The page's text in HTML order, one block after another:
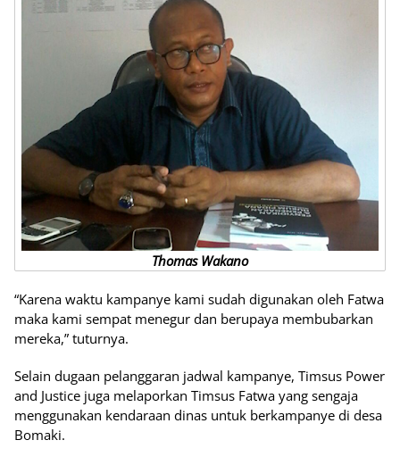
Thomas Wakano
“Karena waktu kampanye kami sudah digunakan oleh Fatwa
maka kami sempat menegur dan berupaya membubarkan
mereka,” tuturnya.
Selain dugaan pelanggaran jadwal kampanye, Timsus Power
and Justice juga melaporkan Timsus Fatwa yang sengaja
menggunakan kendaraan dinas untuk berkampanye di desa
Bomaki.